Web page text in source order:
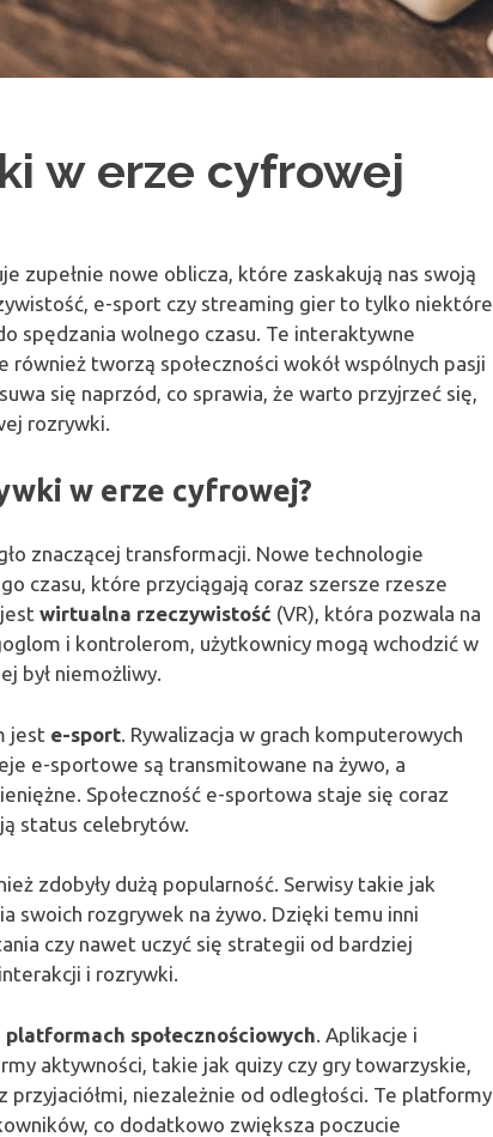
w erze cyfrowej
zupełnie nowe oblicza, które zaskakują nas swoją
e-sport czy streaming gier to tylko niektóre
spędzania wolnego czasu. Te interaktywne
tworzą społeczności wokół wspólnych pasji
się naprzód, co sprawia, że warto przyjrzeć się,
rozrywki.
w erze cyfrowej?
znaczącej transformacji. Nowe technologie
czasu, które przyciągają coraz szersze rzesze
wirtualna rzeczywistość (VR), która pozwala na
i kontrolerom, użytkownicy mogą wchodzić w
był niemożliwy.
jest e-sport . Rywalizacja w grach komputerowych
e-sportowe są transmitowane na żywo, a
Społeczność e-sportowa staje się coraz
status celebrytów.
zdobyły dużą popularność. Serwisy takie jak
swoich rozgrywek na żywo. Dzięki temu inni
czy nawet uczyć się strategii od bardziej
i rozrywki.
społecznościowych . Aplikacje i
aktywności, takie jak quizy czy gry towarzyskie,
niezależnie od odległości. Te platformy
co dodatkowo zwiększa poczucie